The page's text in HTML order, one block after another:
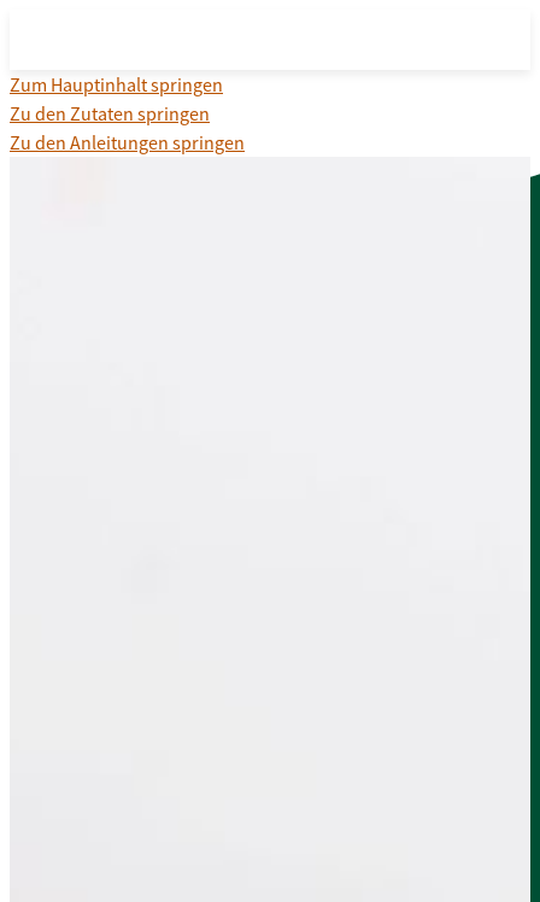
Zum Hauptinhalt springen
Zu den Zutaten springen
Zu den Anleitungen springen